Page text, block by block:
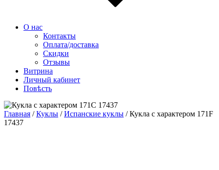
О нас
Контакты
Оплата/доставка
Скидки
Отзывы
Витрина
Личный кабинет
Повѣсть
Главная /Куклы /Испанские куклы / Кукла с характером 171F
17437